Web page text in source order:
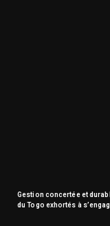
Gestion concertée et
du Togo exhortés à